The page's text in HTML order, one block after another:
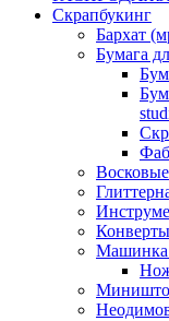
Скрапбукинг
Бархат
Бумага
Машинка